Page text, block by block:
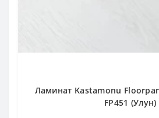
Ламинат Kastamonu
FP451 (Улун)